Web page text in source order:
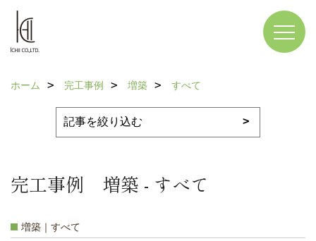
ホーム 完工事例 増築 すべて
完工事例 増築 - すべて
増築｜すべて